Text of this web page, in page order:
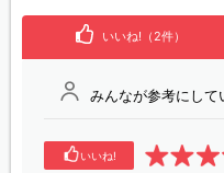
いいね!（2件）
みんなが参考にして
いいね!